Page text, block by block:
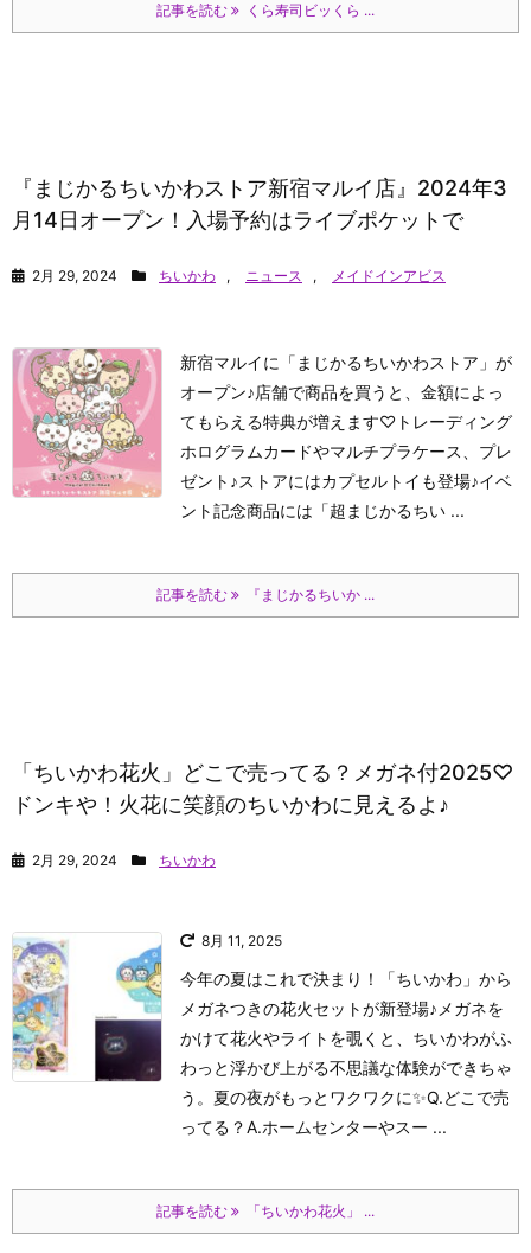
記事を読む くら寿司ビッくら ...
『まじかるちいかわストア新宿マルイ店』2024年3
月14日オープン！入場予約はライブポケットで
2月 29, 2024 ちいかわ , ニュース , メイドインアビス
新宿マルイに「まじかるちいかわストア」が
オープン♪店舗で商品を買うと、金額によっ
てもらえる特典が増えます♡トレーディング
ホログラムカードやマルチプラケース、プレ
ゼント♪ストアにはカプセルトイも登場♪イベ
ント記念商品には「超まじかるちい ...
記事を読む 『まじかるちいか ...
「ちいかわ花火」どこで売ってる？メガネ付2025♡
ドンキや！火花に笑顔のちいかわに見えるよ♪
2月 29, 2024 ちいかわ
8月 11, 2025
今年の夏はこれで決まり！「ちいかわ」から
メガネつきの花火セットが新登場♪メガネを
かけて花火やライトを覗くと、ちいかわがふ
わっと浮かび上がる不思議な体験ができちゃ
う。夏の夜がもっとワクワクに✨Q.どこで売
ってる？A.ホームセンターやスー ...
記事を読む 「ちいかわ花火」 ...